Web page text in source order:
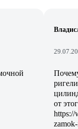
от
https://